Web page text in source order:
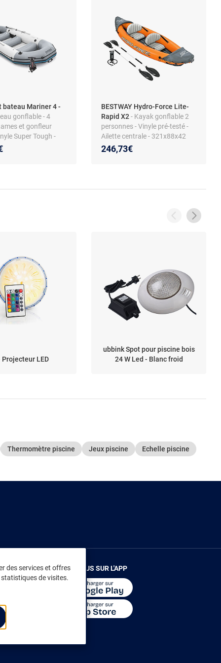
bateau Mariner 4 -
gonflable - 4
et gonfleur
Super Tough -
48 cm
BESTWAY Hydro-Force Lite-
Rapid X2- Kayak gonflable 2
personnes - Vinyle pré-testé -
Ailette centrale - 321x88x42
cm
246,73€
Projecteur LED
ubbink Spot pour piscine bois
24 W Led - Blanc froid
Thermomètre piscine Jeux piscine Echelle piscine
des services et offres
de visites.
RENDEZ-VOUS SUR L'APP